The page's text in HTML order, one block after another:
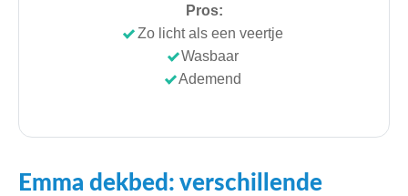
Pros:
Zo licht als een veertje
Wasbaar
Ademend
Emma dekbed: verschillende